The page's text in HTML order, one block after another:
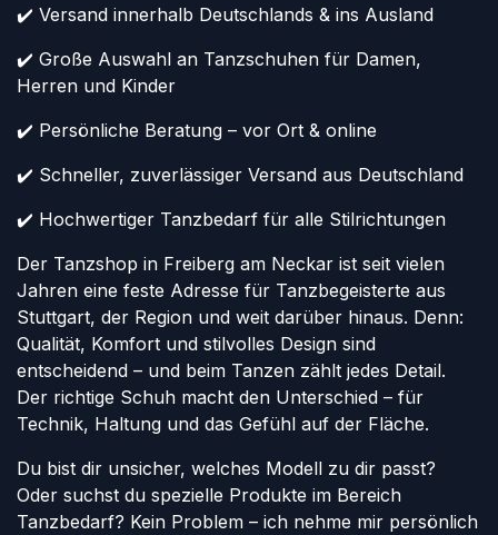
✔️ Versand innerhalb Deutschlands & ins Ausland
✔️ Große Auswahl an Tanzschuhen für Damen,
Herren und Kinder
✔️ Persönliche Beratung – vor Ort & online
✔️ Schneller, zuverlässiger Versand aus Deutschland
✔️ Hochwertiger Tanzbedarf für alle Stilrichtungen
Der Tanzshop in Freiberg am Neckar ist seit vielen
Jahren eine feste Adresse für Tanzbegeisterte aus
Stuttgart, der Region und weit darüber hinaus. Denn:
Qualität, Komfort und stilvolles Design sind
entscheidend – und beim Tanzen zählt jedes Detail.
Der richtige Schuh macht den Unterschied – für
Technik, Haltung und das Gefühl auf der Fläche.
Du bist dir unsicher, welches Modell zu dir passt?
Oder suchst du spezielle Produkte im Bereich
Tanzbedarf? Kein Problem – ich nehme mir persönlich